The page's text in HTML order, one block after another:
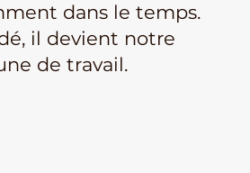
dans le temps.
il devient notre
de travail.